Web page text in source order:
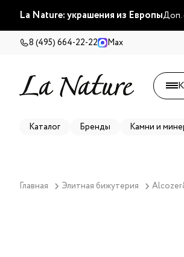
La Nature: украшения из ЕвропыДоп.
8 (495) 664-22-22 Max
Каталог Бренды Камни и
Главная Элитная бижутерия